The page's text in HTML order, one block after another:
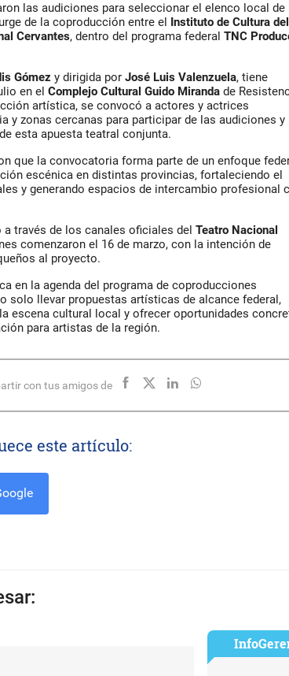
las audiciones para seleccionar el elenco local de
de la coproducción entre el
Instituto de Cultura del
Cervantes, dentro del programa federal TNC
Gómez y dirigida por José Luis Valenzuela, tiene
en el Complejo Cultural Guido Miranda de
artística, se convocó a actores y actrices
y zonas cercanas para participar de las audiciones y
esta apuesta teatral conjunta.
que la convocatoria forma parte de un enfoque
escénica en distintas provincias, fortaleciendo el
y generando espacios de intercambio profesional
través de los canales oficiales del Teatro Nacional
comenzaron el 16 de marzo, con la intención de
al proyecto.
en la agenda del programa de coproducciones
solo llevar propuestas artísticas de alcance federal,
escena cultural local y ofrecer oportunidades
para artistas de la región.
con tus amigos de
este artículo: